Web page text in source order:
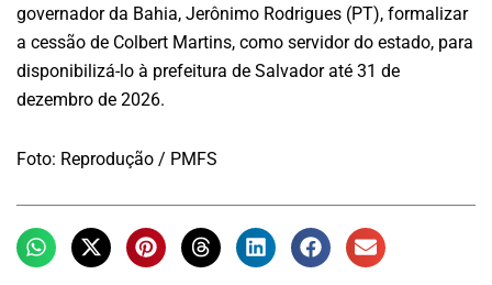
governador da Bahia, Jerônimo Rodrigues (PT), formalizar
a cessão de Colbert Martins, como servidor do estado, para
disponibilizá-lo à prefeitura de Salvador até 31 de
dezembro de 2026.
Foto: Reprodução / PMFS